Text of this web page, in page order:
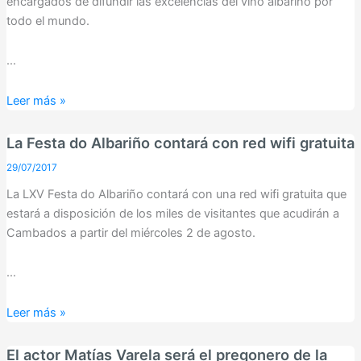
todo el mundo.
…
El
José
será
investido
cabaleiro
do
Leer más »
La Festa do Albariño contará con red wifi gratuita
29/07/2017
La LXV Festa do Albariño contará con una red wifi gratuita que
estará a disposición de los miles de visitantes que acudirán a
Cambados a partir del miércoles 2 de agosto.
…
La
do
Leer más »
El actor Matías Varela será el pregonero de la